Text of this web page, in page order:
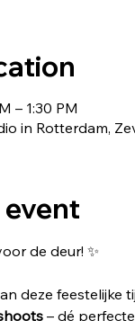
– 1:30 PM
in Rotterdam,
de deur! ✨
deze
– dé